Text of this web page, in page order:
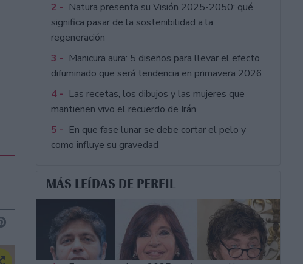
2 - Natura presenta su Visión 2025-2050: qué
significa pasar de la sostenibilidad a la
regeneración
3 - Manicura aura: 5 diseños para llevar el efecto
difuminado que será tendencia en primavera 2026
4 - Las recetas, los dibujos y las mujeres que
mantienen vivo el recuerdo de Irán
5 - En que fase lunar se debe cortar el pelo y
como influye su gravedad
MÁS LEÍDAS DE PERFIL